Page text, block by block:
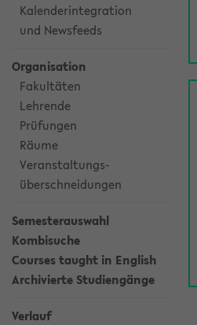
Kalenderintegration
und Newsfeeds
Organisation
Fakultäten
Lehrende
Prüfungen
Räume
Veranstaltungs-
überschneidungen
Semesterauswahl
Kombisuche
Courses taught in English
Archivierte Studiengänge
Verlauf